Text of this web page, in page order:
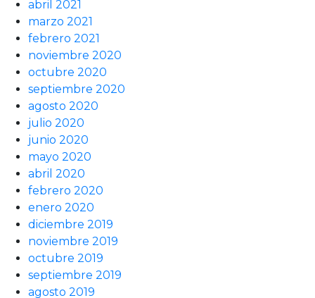
abril 2021
marzo 2021
febrero 2021
noviembre 2020
octubre 2020
septiembre 2020
agosto 2020
julio 2020
junio 2020
mayo 2020
abril 2020
febrero 2020
enero 2020
diciembre 2019
noviembre 2019
octubre 2019
septiembre 2019
agosto 2019